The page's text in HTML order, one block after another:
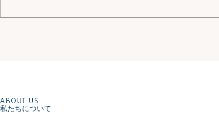
ABOUT US
私たちについて